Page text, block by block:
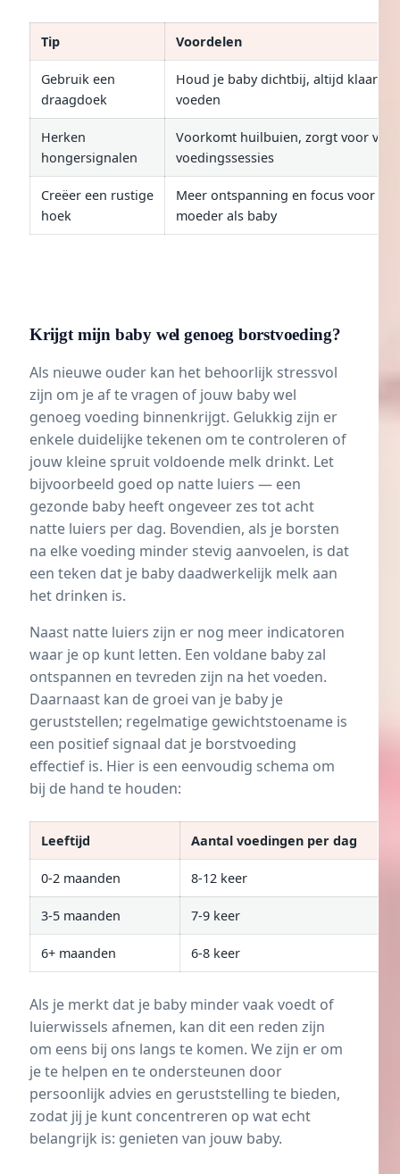
Tip Voordelen
Gebruik een
draagdoek
Houd je baby dichtbij, altijd klaar
voeden
Herken
hongersignalen
Voorkomt huilbuien, zorgt voor
voedingssessies
Creëer een rustige
hoek
Meer ontspanning en focus voor
moeder als baby
Krijgt mijn baby wel genoeg borstvoeding?
Als nieuwe ouder kan het behoorlijk stressvol
zijn om je af te vragen of jouw baby wel
genoeg voeding binnenkrijgt. Gelukkig zijn er
enkele duidelijke tekenen om te controleren of
jouw kleine spruit voldoende melk drinkt. Let
bijvoorbeeld goed op natte luiers — een
gezonde baby heeft ongeveer zes tot acht
natte luiers per dag. Bovendien, als je borsten
na elke voeding minder stevig aanvoelen, is dat
een teken dat je baby daadwerkelijk melk aan
het drinken is.
Naast natte luiers zijn er nog meer indicatoren
waar je op kunt letten. Een voldane baby zal
ontspannen en tevreden zijn na het voeden.
Daarnaast kan de groei van je baby je
geruststellen; regelmatige gewichtstoename is
een positief signaal dat je borstvoeding
effectief is. Hier is een eenvoudig schema om
bij de hand te houden:
Leeftijd Aantal voedingen per dag
0-2 maanden 8-12 keer
3-5 maanden 7-9 keer
6+ maanden 6-8 keer
Als je merkt dat je baby minder vaak voedt of
luierwissels afnemen, kan dit een reden zijn
om eens bij ons langs te komen. We zijn er om
je te helpen en te ondersteunen door
persoonlijk advies en geruststelling te bieden,
zodat jij je kunt concentreren op wat echt
belangrijk is: genieten van jouw baby.